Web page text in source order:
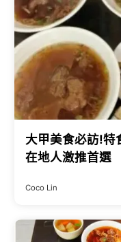
大甲美食必訪!特
在地人激推首選
Coco Lin